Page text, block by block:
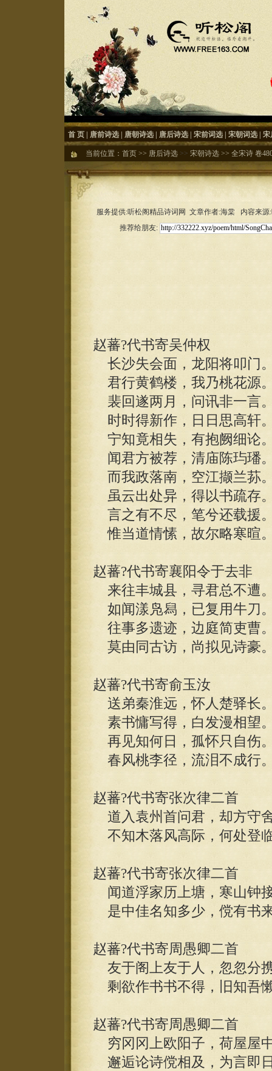
首 页 唐前诗选 唐朝诗选 唐后诗选 宋前词选 宋朝词选 宋
当前位置： 首页 >> 唐后诗选 >> 宋朝诗选 >> 全宋诗 卷
服务提供:听松阁精品诗词网 文章作者:海棠 内容来
推荐给朋友:
赵蕃?代书寄吴仲权
长沙失会面，龙阳将叩门
君行黄鹤楼，我乃桃花源
裴回遂两月，问讯非一言
时时得新作，日日思高轩
宁知竟相失，有抱阙细论
闻君方被荐，清庙陈玙璠
而我政落南，空江撷兰荪
虽云出处异，得以书疏存
言之有不尽，笔兮还载援
惟当道情愫，故尔略寒暄
赵蕃?代书寄襄阳令于去非
来往丰城县，寻君总不遭
如闻漾凫舄，已复用牛刀
往事多遗迹，边庭简吏曹
莫由同古访，尚拟见诗豪
赵蕃?代书寄俞玉汝
送弟秦淮远，怀人楚驿长
素书慵写得，白发漫相望
再见知何日，孤怀只自伤
春风桃李径，流泪不成行
赵蕃?代书寄张次律二首
道入袁州首问君，却方守
不知木落风高际，何处登
赵蕃?代书寄张次律二首
闻道浮家历上塘，寒山钟
是中佳名知多少，傥有书
赵蕃?代书寄周愚卿二首
友于阁上友于人，忽忽分
剩欲作书书不得，旧知吾
赵蕃?代书寄周愚卿二首
穷冈冈上欧阳子，荷屋屋
邂逅论诗傥相及，为言即